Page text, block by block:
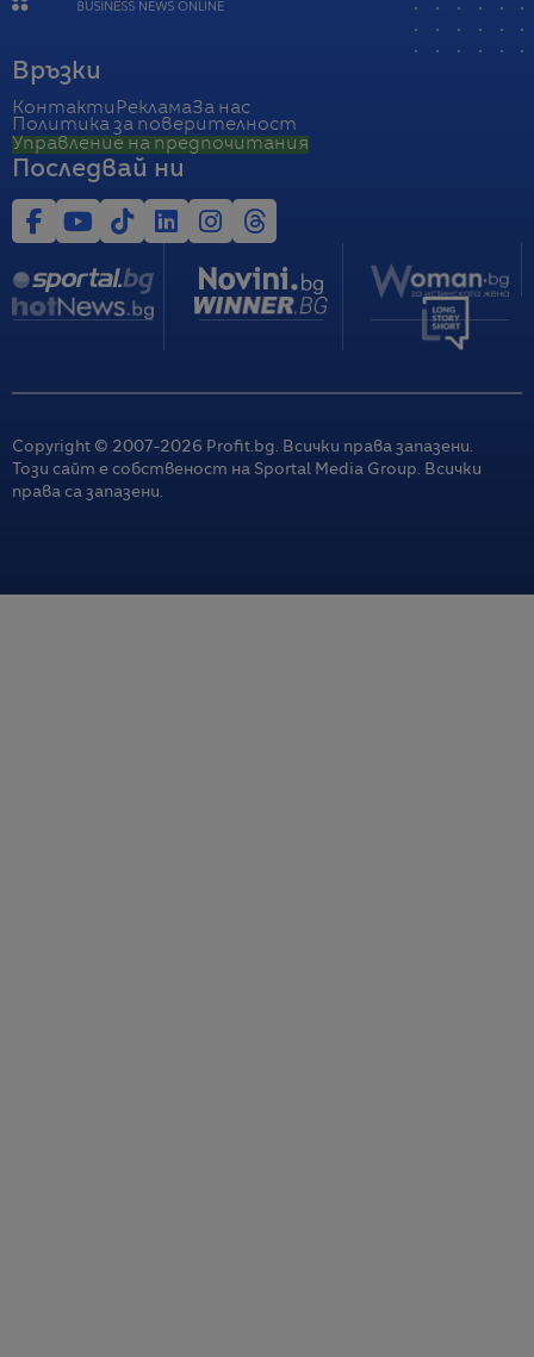
Връзки
Контакти РекламаЗа нас
Политика за поверителност
Управление на предпочитания
Последвай ни
Copyright © 2007-2026 Profit.bg. Всички права запазени.
Този сайт е собственост на Sportal Media Group. Всички
права са запазени.